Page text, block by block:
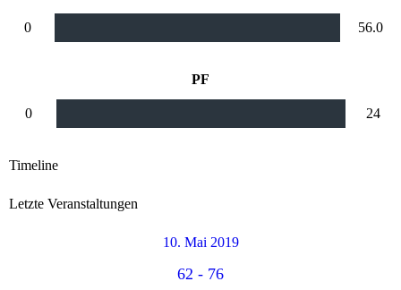
0 56.0
PF
0 24
Timeline
Letzte Veranstaltungen
10. Mai 2019
62 - 76